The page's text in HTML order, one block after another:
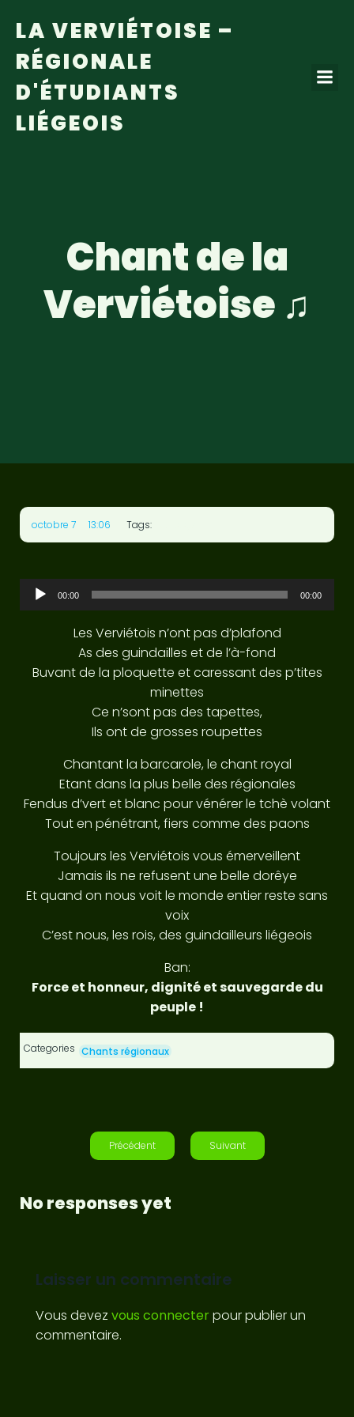
LA VERVIÉTOISE –
RÉGIONALE
D'ÉTUDIANTS
LIÉGEOIS
Chant de la
Verviétoise ♫
octobre 7 13:06 Tags:
Lecteur
audio
00:00 00:00
Les Verviétois n’ont pas d’plafond
As des guindailles et de l’à-fond
Buvant de la ploquette et caressant des p’tites
minettes
Ce n’sont pas des tapettes,
Ils ont de grosses roupettes
Chantant la barcarole, le chant royal
Etant dans la plus belle des régionales
Fendus d’vert et blanc pour vénérer le tchè volant
Tout en pénétrant, fiers comme des paons
Toujours les Verviétois vous émerveillent
Jamais ils ne refusent une belle dorêye
Et quand on nous voit le monde entier reste sans
voix
C’est nous, les rois, des guindailleurs liégeois
Ban:
Force et honneur, dignité et sauvegarde du
peuple !
Categories Chants régionaux
Précédent Suivant
No responses yet
Laisser un commentaire
Vous devez vous connecterpour publier un
commentaire.